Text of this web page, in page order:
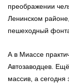
преображении
Ленинском
пешеходный
А в Миассе
Автозаводцев.
массив, а